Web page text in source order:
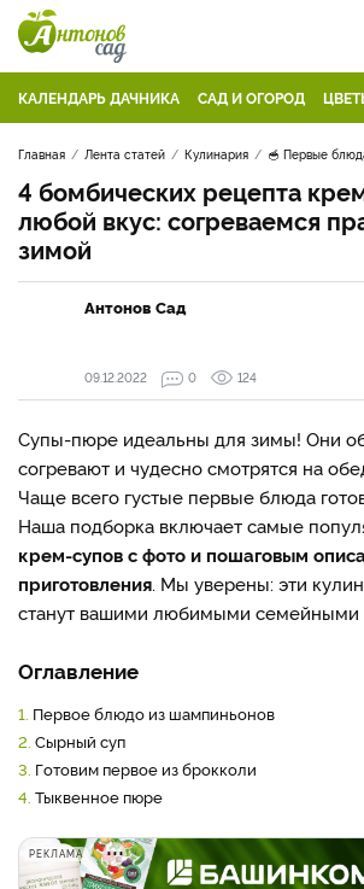
КАЛЕНДАРЬ ДАЧНИКА САД И ОГОРОД
Главная Лента статей Кулинария 🥣 Первые
4 бомбических рецепта
любой вкус: согреваемся
зимой
Антонов Сад
09.12.2022
0 124
Супы-пюре идеальны для зимы! Они
согревают и чудесно смотрятся на
Чаще всего густые первые блюда
Наша подборка включает самые
крем-супов с фото и пошаговым
приготовления. Мы уверены: эти
станут вашими любимыми семейными
Оглавление
1. Первое блюдо из шампиньонов
2. Сырный суп
3. Готовим первое из брокколи
4. Тыквенное пюре
РЕКЛАМА